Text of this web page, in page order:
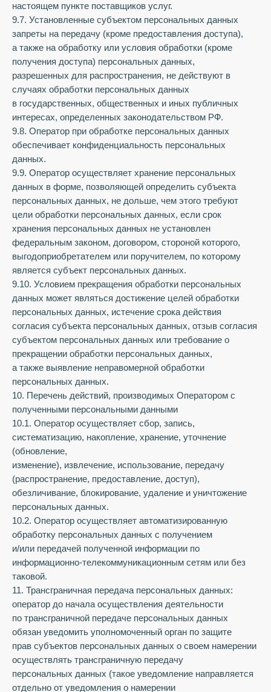
настоящем пункте поставщиков услуг.
9.7. Установленные субъектом персональных данных
запреты на передачу (кроме предоставления доступа),
а также на обработку или условия обработки (кроме
получения доступа) персональных данных,
разрешенных для распространения, не действуют в
случаях обработки персональных данных
в государственных, общественных и иных публичных
интересах, определенных законодательством РФ.
9.8. Оператор при обработке персональных данных
обеспечивает конфиденциальность персональных
данных.
9.9. Оператор осуществляет хранение персональных
данных в форме, позволяющей определить субъекта
персональных данных, не дольше, чем этого требуют
цели обработки персональных данных, если срок
хранения персональных данных не установлен
федеральным законом, договором, стороной которого,
выгодоприобретателем или поручителем, по которому
является субъект персональных данных.
9.10. Условием прекращения обработки персональных
данных может являться достижение целей обработки
персональных данных, истечение срока действия
согласия субъекта персональных данных, отзыв согласия
субъектом персональных данных или требование о
прекращении обработки персональных данных,
а также выявление неправомерной обработки
персональных данных.
10. Перечень действий, производимых Оператором с
полученными персональными данными
10.1. Оператор осуществляет сбор, запись,
систематизацию, накопление, хранение, уточнение
(обновление,
изменение), извлечение, использование, передачу
(распространение, предоставление, доступ),
обезличивание, блокирование, удаление и уничтожение
персональных данных.
10.2. Оператор осуществляет автоматизированную
обработку персональных данных с получением
и/или передачей полученной информации по
информационно-телекоммуникационным сетям или без
таковой.
11. Трансграничная передача персональных данных:
оператор до начала осуществления деятельности
по трансграничной передаче персональных данных
обязан уведомить уполномоченный орган по защите
прав субъектов персональных данных о своем намерении
осуществлять трансграничную передачу
персональных данных (такое уведомление направляется
отдельно от уведомления о намерении